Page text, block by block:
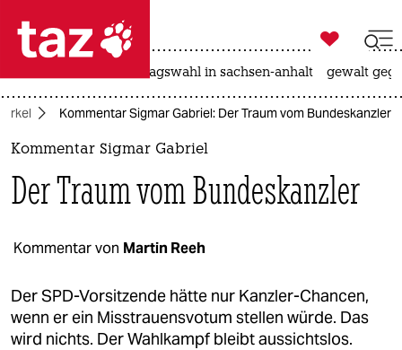
 taz zahl ich
taz zahl ich
politik
öko
gesellschaft
kultur

taz zahl ich
landtagswahl in sachsen-anhalt gewalt
Kommentar Sigmar Gabriel: Der Traum vom Bundeskanzler
Kommentar Sigmar Gabriel
Der Traum vom Bundeskanzler
Kommentar von Martin Reeh
Der SPD-Vorsitzende hätte nur Kanzler-Chancen,
wenn er ein Misstrauensvotum stellen würde. Das
wird nichts. Der Wahlkampf bleibt aussichtslos.